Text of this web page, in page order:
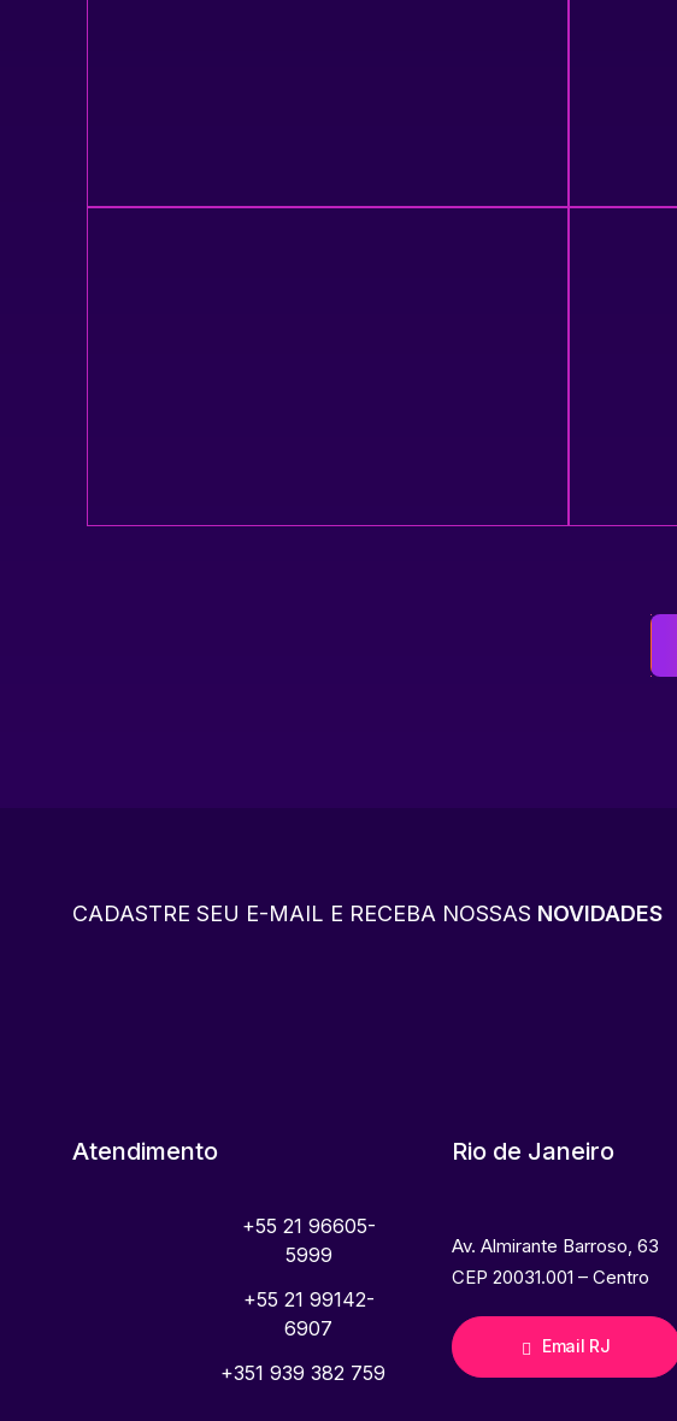
CADASTRE SEU E-MAIL E RECEBA NOSSAS NOVIDADES
Atendimento
+55 21 96605-
5999
+55 21 99142-
6907
+351 939 382 759
Rio de Janeiro
Av. Almirante Barroso, 63
CEP 20031.001 – Centro
Email RJ